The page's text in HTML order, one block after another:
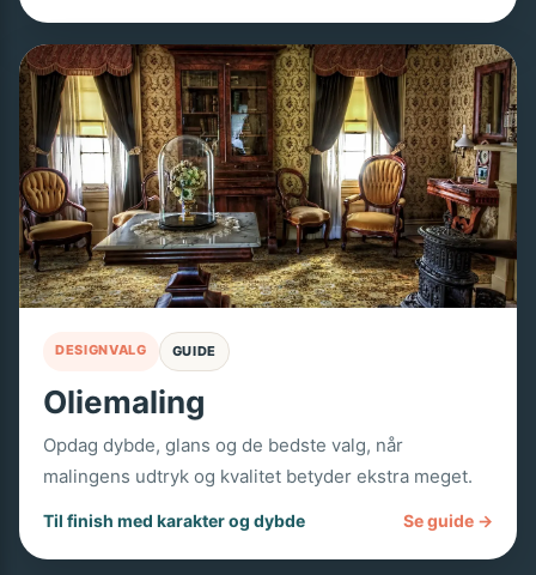
DESIGNVALG GUIDE
Oliemaling
Opdag dybde, glans og de bedste valg, når
malingens udtryk og kvalitet betyder ekstra meget.
Til finish med karakter og dybde Se guide →